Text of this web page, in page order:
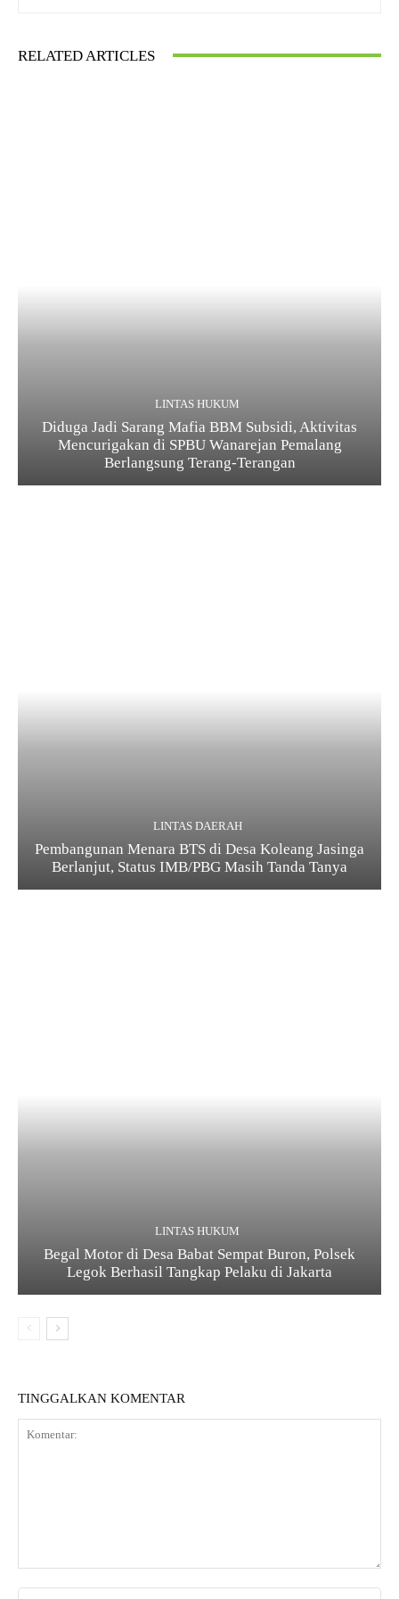
RELATED ARTICLES
LINTAS HUKUM
Diduga Jadi Sarang Mafia BBM Subsidi, Aktivitas
Mencurigakan di SPBU Wanarejan Pemalang
Berlangsung Terang-Terangan
LINTAS DAERAH
Pembangunan Menara BTS di Desa Koleang Jasinga
Berlanjut, Status IMB/PBG Masih Tanda Tanya
LINTAS HUKUM
Begal Motor di Desa Babat Sempat Buron, Polsek
Legok Berhasil Tangkap Pelaku di Jakarta
TINGGALKAN KOMENTAR